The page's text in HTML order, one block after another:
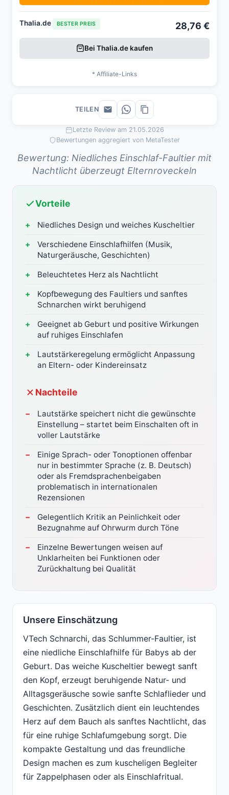
Letzte Review am 21.05.2026
Bewertungen aggregiert von MetaTester
Bewertung: Niedliches Einschlaf-Faultier mit
Nachtlicht überzeugt Elternroveckeln
Vorteile
Niedliches Design und weiches Kuscheltier
Verschiedene Einschlafhilfen (Musik,
Naturgeräusche, Geschichten)
Beleuchtetes Herz als Nachtlicht
Kopfbewegung des Faultiers und sanftes
Schnarchen wirkt beruhigend
Geeignet ab Geburt und positive Wirkungen
auf ruhiges Einschlafen
Lautstärkeregelung ermöglicht Anpassung
an Eltern- oder Kindereinsatz
Nachteile
Lautstärke speichert nicht die gewünschte
Einstellung – startet beim Einschalten oft in
voller Lautstärke
Einige Sprach- oder Tonoptionen offenbar
nur in bestimmter Sprache (z. B. Deutsch)
oder als Fremdsprachenbeigaben
problematisch in internationalen
Rezensionen
Gelegentlich Kritik an Peinlichkeit oder
Bezugnahme auf Ohrwurm durch Töne
Einzelne Bewertungen weisen auf
Unklarheiten bei Funktionen oder
Zurückhaltung bei Qualität
Unsere Einschätzung
VTech Schnarchi, das Schlummer-Faultier, ist
eine niedliche Einschlafhilfe für Babys ab der
Geburt. Das weiche Kuscheltier bewegt sanft
den Kopf, erzeugt beruhigende Natur- und
Alltagsgeräusche sowie sanfte Schlaflieder und
Geschichten. Zusätzlich dient ein leuchtendes
Herz auf dem Bauch als sanftes Nachtlicht, das
für eine ruhige Schlafumgebung sorgt. Die
kompakte Gestaltung und das freundliche
Design machen es zum kuscheligen Begleiter
für Zappelphasen oder als Einschlafritual.
Thalia.de BESTER PREIS 28,76 €
Bei Thalia.de kaufen
* Affiliate-Links
TEILEN